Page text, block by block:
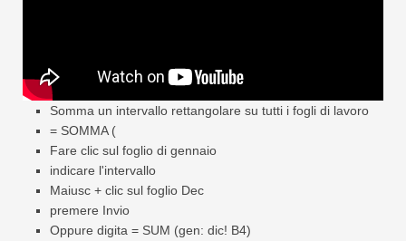
Somma un intervallo rettangolare su tutti i fogli di lavoro
= SOMMA (
Fare clic sul foglio di gennaio
indicare l'intervallo
Maiusc + clic sul foglio Dec
premere Invio
Oppure digita = SUM (gen: dic! B4)